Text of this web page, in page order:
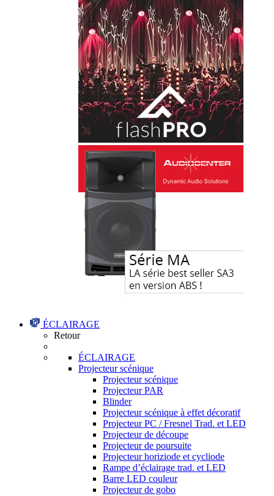
ÉCLAIRAGE
Retour
ÉCLAIRAGE
Projecteur scénique
Projecteur scénique
Projecteur PAR
Blinder
Projecteur scénique à effet décoratif
Projecteur PC / Fresnel Trad. et LED
Projecteur de découpe
Projecteur de poursuite
Projecteur horiziode et cycliode
Rampe d’éclairage trad. et LED
Barre LED couleur
Projecteur de gobo